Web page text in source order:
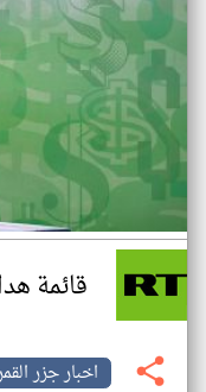
قائمة
اخبار جزر